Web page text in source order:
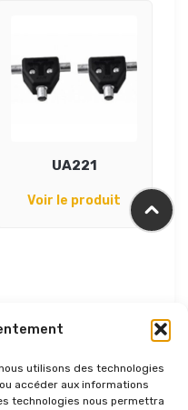
utilisons des technologies
accéder aux informations
technologies nous permettra
UA221
Voir le produit